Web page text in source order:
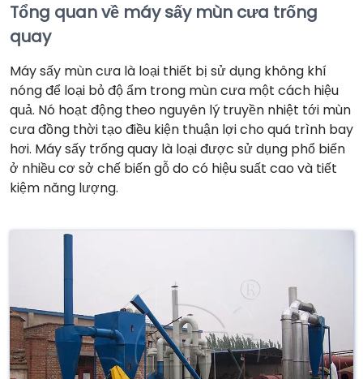
Tổng quan về máy sấy mùn cưa trống
quay
Máy sấy mùn cưa là loại thiết bị sử dụng không khí
nóng để loại bỏ độ ẩm trong mùn cưa một cách hiệu
quả. Nó hoạt động theo nguyên lý truyền nhiệt tới mùn
cưa đồng thời tạo điều kiện thuận lợi cho quá trình bay
hơi. Máy sấy trống quay là loại được sử dụng phổ biến
ở nhiều cơ sở chế biến gỗ do có hiệu suất cao và tiết
kiệm năng lượng.